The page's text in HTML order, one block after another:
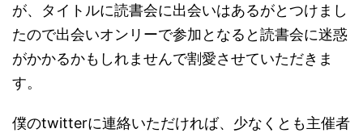
が、タイトルに読書会に出会いはあるがとつけまし
たので出会いオンリーで参加となると読書会に迷惑
がかかるかもしれませんで割愛させていただきま
す。
僕のtwitterに連絡いただければ、少なくとも主催者